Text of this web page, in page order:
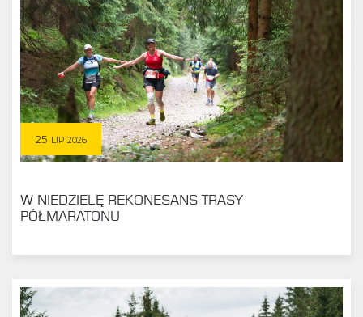
25 LIP 2026
W NIEDZIELĘ REKONESANS TRASY
PÓŁMARATONU